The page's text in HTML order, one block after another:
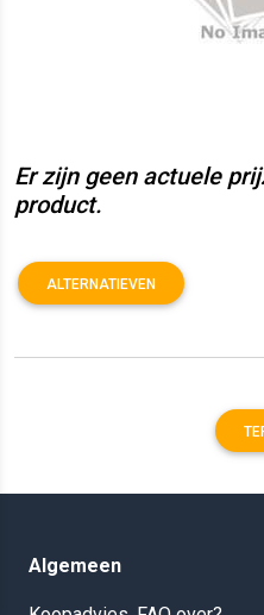
Er zijn geen actuele
product.
ALTERNATIEVEN
Algemeen